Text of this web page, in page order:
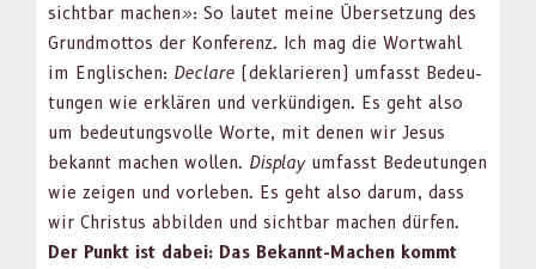
sicht­bar machen»: So lautet meine Über­set­zung des
Grund­mot­tos der Kon­ferenz. Ich mag die Wort­wahl
im Englis­chen: Declare (deklar­i­eren) umfasst Bedeu­
tun­gen wie erk­lären und verkündi­gen. Es geht also
um bedeu­tungsvolle Worte, mit denen wir Jesus
bekan­nt machen wollen. Dis­playumfasst Bedeu­tun­gen
wie zeigen und vor­leben. Es geht also darum, dass
wir Chris­tus abbilden und sicht­bar machen dür­fen.
Der Punkt ist dabei: Das Bekan­nt-Machen kommt